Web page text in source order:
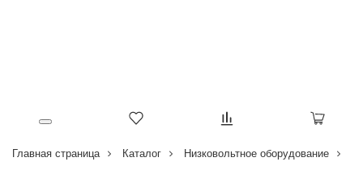
Главная страница Каталог Низковольтное оборудование